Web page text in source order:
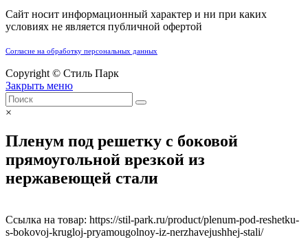
Сайт носит информационный характер и ни при каких
условиях не является публичной офертой
Согласие на обработку персональных данных
Copyright © Стиль Парк
Закрыть меню
×
Пленум под решетку с боковой
прямоугольной врезкой из
нержавеющей стали
Ссылка на товар: https://stil-park.ru/product/plenum-pod-reshetku-
s-bokovoj-krugloj-pryamougolnoy-iz-nerzhavejushhej-stali/